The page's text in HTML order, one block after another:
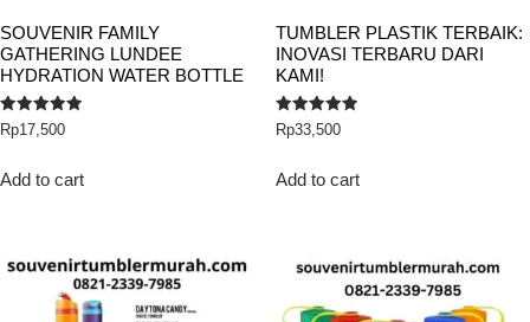
SOUVENIR FAMILY
GATHERING LUNDEE
HYDRATION WATER BOTTLE
Rated
5.00
Rp17,500
Add to cart
TUMBLER PLASTIK TERBAIK:
INOVASI TERBARU DARI
KAMI!
Rated
5.00
Rp33,500
Add to cart